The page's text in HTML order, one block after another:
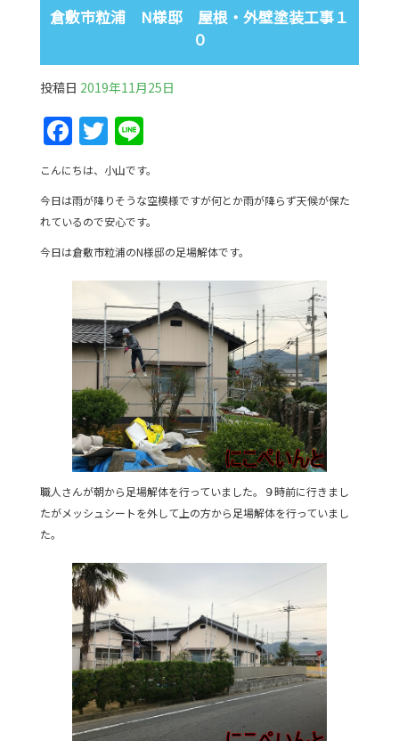
倉敷市粒浦 N様邸 屋根・外壁塗装工事１
０
投稿日 2019年11月25日
F
a
c
e
b
o
k
T
w
itt
er
Li
n
e
こんにちは、小山です。
今日は雨が降りそうな空模様ですが何とか雨が降らず天候が保た
れているので安心です。
今日は倉敷市粒浦のN様邸の足場解体です。
職人さんが朝から足場解体を行っていました。９時前に行きまし
たがメッシュシートを外して上の方から足場解体を行っていまし
た。